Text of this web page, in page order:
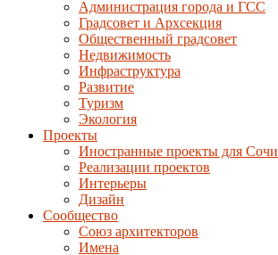
Администрация города и ГСС
Градсовет и Архсекция
Общественный градсовет
Недвижимость
Инфраструктура
Развитие
Туризм
Экология
Проекты
Иностранные проекты для Сочи
Реализации проектов
Интерьеры
Дизайн
Сообщество
Союз архитекторов
Имена